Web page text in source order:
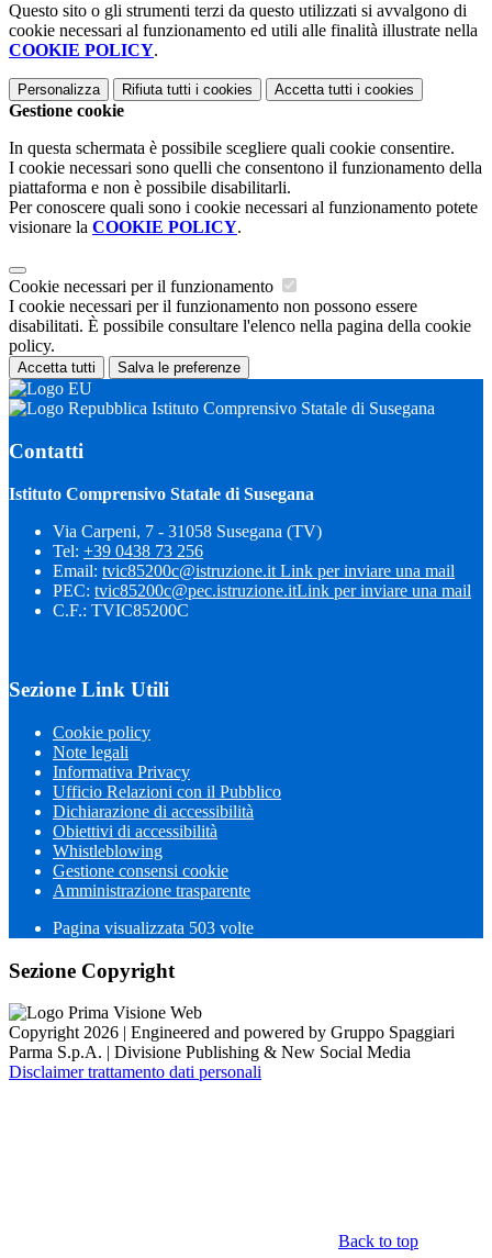
Questo sito o gli strumenti terzi da questo utilizzati si avvalgono di
cookie necessari al funzionamento ed utili alle finalità illustrate nella
COOKIE POLICY.
Personalizza Rifiuta tutti i cookies Accetta tutti i cookies
Gestione cookie
In questa schermata è possibile scegliere quali cookie consentire.
I cookie necessari sono quelli che consentono il funzionamento della
piattaforma e non è possibile disabilitarli.
Per conoscere quali sono i cookie necessari al funzionamento potete
visionare la COOKIE POLICY.
Cookie necessari per il funzionamento
I cookie necessari per il funzionamento non possono essere
disabilitati. È possibile consultare l'elenco nella pagina della cookie
policy.
Accetta tutti Salva le preferenze
Istituto Comprensivo Statale di Susegana
Contatti
Istituto Comprensivo Statale di Susegana
Via Carpeni, 7 - 31058 Susegana (TV)
Tel: +39 0438 73 256
Email: tvic85200c@istruzione.it Link per inviare una mail
PEC: tvic85200c@pec.istruzione.itLink per inviare una mail
C.F.: TVIC85200C
Sezione Link Utili
Cookie policy
Note legali
Informativa Privacy
Ufficio Relazioni con il Pubblico
Dichiarazione di accessibilità
Obiettivi di accessibilità
Whistleblowing
Gestione consensi cookie
Amministrazione trasparente
Pagina visualizzata 503 volte
Sezione Copyright
Copyright 2026 | Engineered and powered by Gruppo Spaggiari
Parma S.p.A. | Divisione Publishing & New Social Media
Disclaimer trattamento dati personali
Back to top